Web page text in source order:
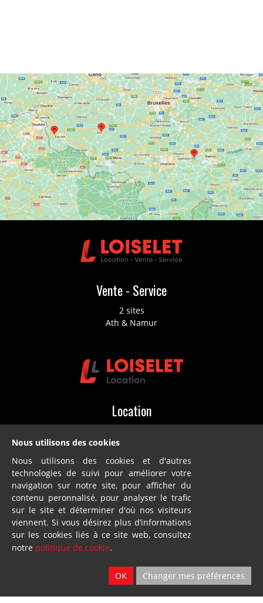
Vente - Service
2 sites
Ath & Namur
Location
Ath & Namur
Dillies
© Loiselet 2025 ByWavenet
Nous utilisons des cookies
Nous utilisons des cookies et d'autres
technologies de suivi pour améliorer votre
navigation sur notre site, pour afficher du
contenu peronnalisé, pour analyser le trafic
sur le site et déterminer d'où nos visiteurs
viennent. Si vous désirez plus d’informations
sur les cookies liés à ce site web, consultez
notre politique de cookie.
OK Changer mes préférences